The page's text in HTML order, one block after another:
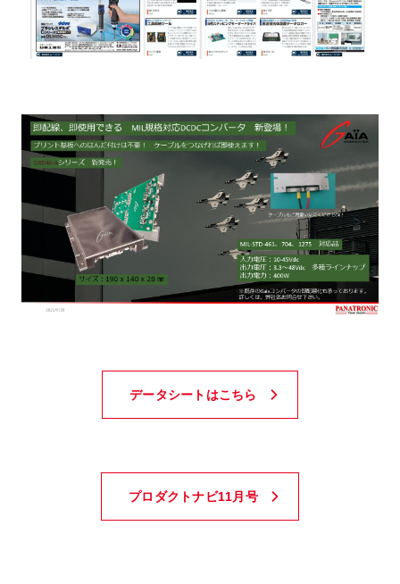
データシートはこちら
プロダクトナビ11月号